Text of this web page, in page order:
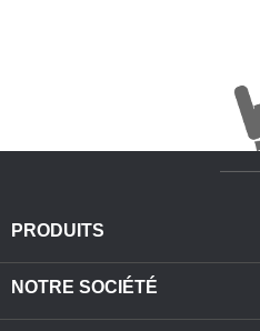
PRODUITS
NOTRE SOCIÉTÉ